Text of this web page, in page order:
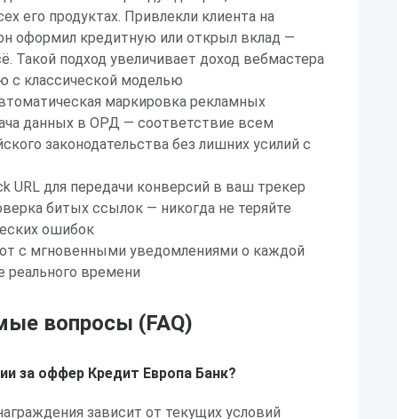
его продуктах. Привлекли клиента на
оформил кредитную или открыл вклад —
Такой подход увеличивает доход вебмастера
с классической моделью
маркировка рекламных
данных в ОРД — соответствие всем
законодательства без лишних усилий с
URL для передачи конверсий в ваш трекер
битых ссылок — никогда не теряйте
ошибок
с мгновенными уведомлениями о каждой
времени
вопросы (FAQ)
за оффер Кредит Европа Банк?
зависит от текущих условий